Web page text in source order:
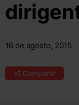
16 de agosto, 2015
Compartir